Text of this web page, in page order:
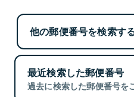
他の郵便番号を検索す
最近検索した郵便番号
過去に検索した郵便番号を